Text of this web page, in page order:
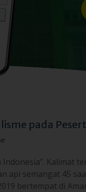
pada
Indonesia”.
api semangat 45
bertempat di